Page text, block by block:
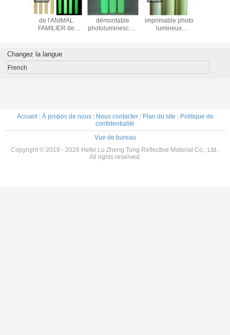
dans
4
de film
Lueur matérielle
de l'ANIMAL
FAMILIER de
Rectangle/PVC
en vinyle foncé
L'autocollant
démontable
photoluminescent
imprimable photo
lumineux
vinyle film rouleau
panneau
Changez la langue
French
Accueil À propos de nous| Nous contacter| Plan du site
Politique de
confidentialité
Vue de bureau
Copyright © 2018 - 2026 Hefei Lu Zheng Tong Reflective Material Co., Ltd..
All rights reserved.